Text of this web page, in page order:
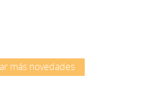
más novedades